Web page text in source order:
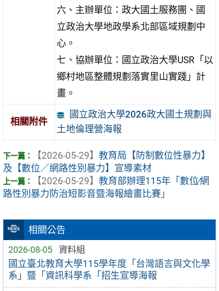
相關公告
2026-08-05 資料組
國立臺北教育大學115學年度「台灣語言與文化學
系」暨「資訊科學系「招生宣導海報
六、主辦單位：政大國土服務團、國
立政治大學地政學系北部區域規劃中
心。
七、協辦單位：國立政治大學USR「以
鄉村地區整體規劃落實里山實踐」計
畫。
相關附件
國立政治大學2026政大國土規劃與
土地倫理營海報
【2026-05-29】 教育局【防制數位性暴力】
及【數位／網路性別暴力】宣導素材
【2026-05-29】 教育部辦理115年「數位∕網
路性別暴力防治短影音暨海報繪畫比賽」